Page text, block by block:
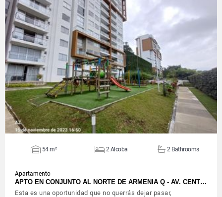
VIEW DETAILS
54 m² 2 Alcoba 2 Bathrooms
Apartamento
APTO EN CONJUNTO AL NORTE DE ARMENIA Q - AV. CENT…
Esta es una oportunidad que no querrás dejar pasar,